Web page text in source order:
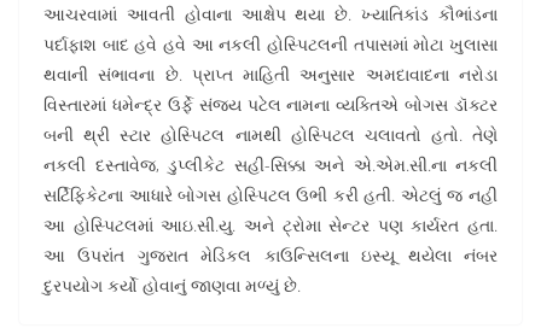
આચરવામાં આવતી હોવાના આક્ષેપ થયા છે. ખ્યાતિકાંડ કૌભાંડના
પર્દાફાશ બાદ હવે હવે આ નકલી હોસ્પિટલની તપાસમાં મોટા ખુલાસા
થવાની સંભાવના છે. પ્રાપ્ત માહિતી અનુસાર અમદાવાદના નરોડા
વિસ્તારમાં ધમેન્દ્ર ઉર્ફે સંજય પટેલ નામના વ્યક્તિએ બોગસ ડૉક્ટર
બની થ્રી સ્ટાર હોસ્પિટલ નામથી હોસ્પિટલ ચલાવતો હતો. તેણે
નકલી દસ્તાવેજ, ડુપ્લીકેટ સહી-સિક્કા અને એ.એમ.સી.ના નકલી
સર્ટિફિકેટના આધારે બોગસ હોસ્પિટલ ઉભી કરી હતી. એટલું જ નહી
આ હોસ્પિટલમાં આઇ.સી.યુ. અને ટ્રોમા સેન્ટર પણ કાર્યરત હતા.
આ ઉપરાંત ગુજરાત મેડિકલ કાઉન્સિલના ઇસ્યૂ થયેલા નંબર
દુરપયોગ કર્યો હોવાનું જાણવા મળ્યું છે.